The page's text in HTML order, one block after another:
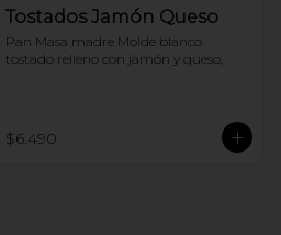
Tostados Jamón Queso
Pan Masa madre Molde blanco
tostado relleno con jamón y queso,
$6.490